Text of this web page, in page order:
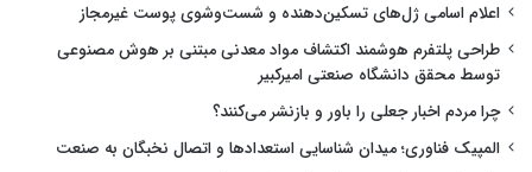
اعلام اسامی ژل‌های تسکین‌دهنده و شست‌وشوی پوست غیرمجاز
طراحی پلتفرم هوشمند اکتشاف مواد معدنی مبتنی بر هوش مصنوعی
توسط محقق دانشگاه صنعتی امیرکبیر
چرا مردم اخبار جعلی را باور و بازنشر می‌کنند؟
المپیک فناوری؛ میدان شناسایی استعدادها و اتصال نخبگان به صنعت